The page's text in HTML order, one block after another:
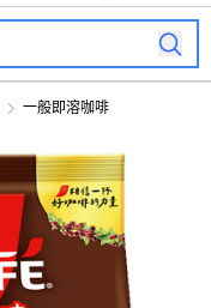
一般即溶咖啡